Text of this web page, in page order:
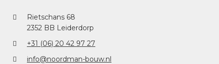
Rietschans 68
2352 BB Leiderdorp
+31 (06) 20 42 97 27
info@noordman-bouw.nl